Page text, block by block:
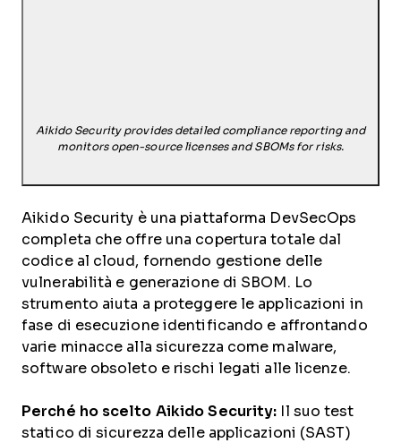
Aikido Security provides detailed compliance reporting and
monitors open-source licenses and SBOMs for risks.
Aikido Security è una piattaforma DevSecOps
completa che offre una copertura totale dal
codice al cloud, fornendo gestione delle
vulnerabilità e generazione di SBOM. Lo
strumento aiuta a proteggere le applicazioni in
fase di esecuzione identificando e affrontando
varie minacce alla sicurezza come malware,
software obsoleto e rischi legati alle licenze.
Perché ho scelto Aikido Security: Il suo test
statico di sicurezza delle applicazioni (SAST)